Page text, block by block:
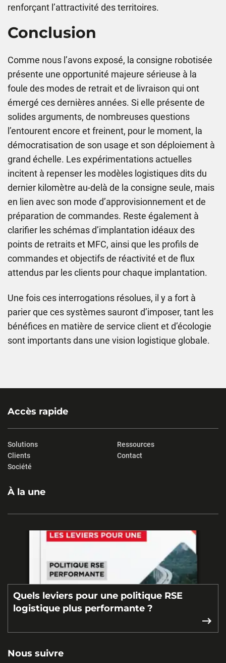
renforçant l’attractivité des territoires.
Conclusion
Comme nous l’avons exposé, la consigne robotisée
présente une opportunité majeure sérieuse à la
foule des modes de retrait et de livraison qui ont
émergé ces dernières années. Si elle présente de
solides arguments, de nombreuses questions
l’entourent encore et freinent, pour le moment, la
démocratisation de son usage et son déploiement à
grand échelle. Les expérimentations actuelles
incitent à repenser les modèles logistiques dits du
dernier kilomètre au-delà de la consigne seule, mais
en lien avec son mode d’approvisionnement et de
préparation de commandes. Reste également à
clarifier les schémas d’implantation idéaux des
points de retraits et MFC, ainsi que les profils de
commandes et objectifs de réactivité et de flux
attendus par les clients pour chaque implantation.
Une fois ces interrogations résolues, il y a fort à
parier que ces systèmes sauront d’imposer, tant les
bénéfices en matière de service client et d’écologie
sont importants dans une vision logistique globale.
Accès rapide
Solutions
Clients
Société
Ressources
Contact
À la une
Quels leviers pour une politique RSE
logistique plus performante ?
Nous suivre